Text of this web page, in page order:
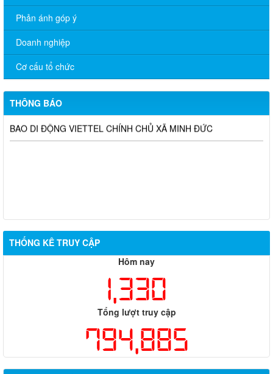
Phản ánh góp ý
Doanh nghiệp
Cơ cấu tổ chức
THÔNG BÁO
THÔNG BÁO TRIỆU TẬP THÍ SINH THAM DỰ VÒNG 02 KỲ
TUYỂN DỤNG VIÊN CHỨC SỰ NGHIỆP GIÁO DỤC NĂM 2025
TRÊN ĐỊA BÀN XÃ MINH ĐỨC
HƯỚNG DẪN KHÁCH HÀNG CHUẨN HÓA THÔNG TIN THUÊ
BAO DI ĐỘNG VIETTEL CHÍNH CHỦ XÃ MINH ĐỨC
THỐNG KÊ TRUY CẬP
Hôm nay
1,330
Tổng lượt truy cập
794,885